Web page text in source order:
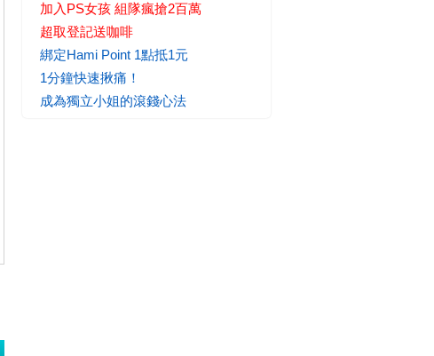
加入PS女孩 組隊瘋搶2百萬
超取登記送咖啡
綁定Hami Point 1點抵1元
1分鐘快速揪痛！
成為獨立小姐的滾錢心法